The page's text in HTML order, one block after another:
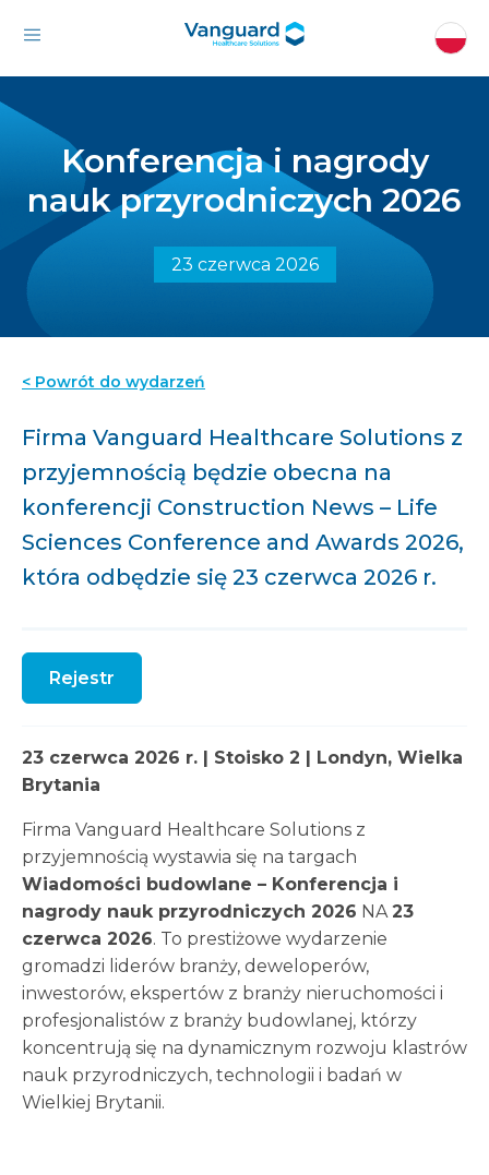
Konferencja i nagrody
nauk przyrodniczych 2026
23 czerwca 2026
< Powrót do wydarzeń
Firma Vanguard Healthcare Solutions z
przyjemnością będzie obecna na
konferencji Construction News – Life
Sciences Conference and Awards 2026,
która odbędzie się 23 czerwca 2026 r.
Rejestr
23 czerwca 2026 r. | Stoisko 2 | Londyn, Wielka
Brytania
Firma Vanguard Healthcare Solutions z
przyjemnością wystawia się na targach
Wiadomości budowlane – Konferencja i
nagrody nauk przyrodniczych 2026 NA23
czerwca 2026. To prestiżowe wydarzenie
gromadzi liderów branży, deweloperów,
inwestorów, ekspertów z branży nieruchomości i
profesjonalistów z branży budowlanej, którzy
koncentrują się na dynamicznym rozwoju klastrów
nauk przyrodniczych, technologii i badań w
Wielkiej Brytanii.